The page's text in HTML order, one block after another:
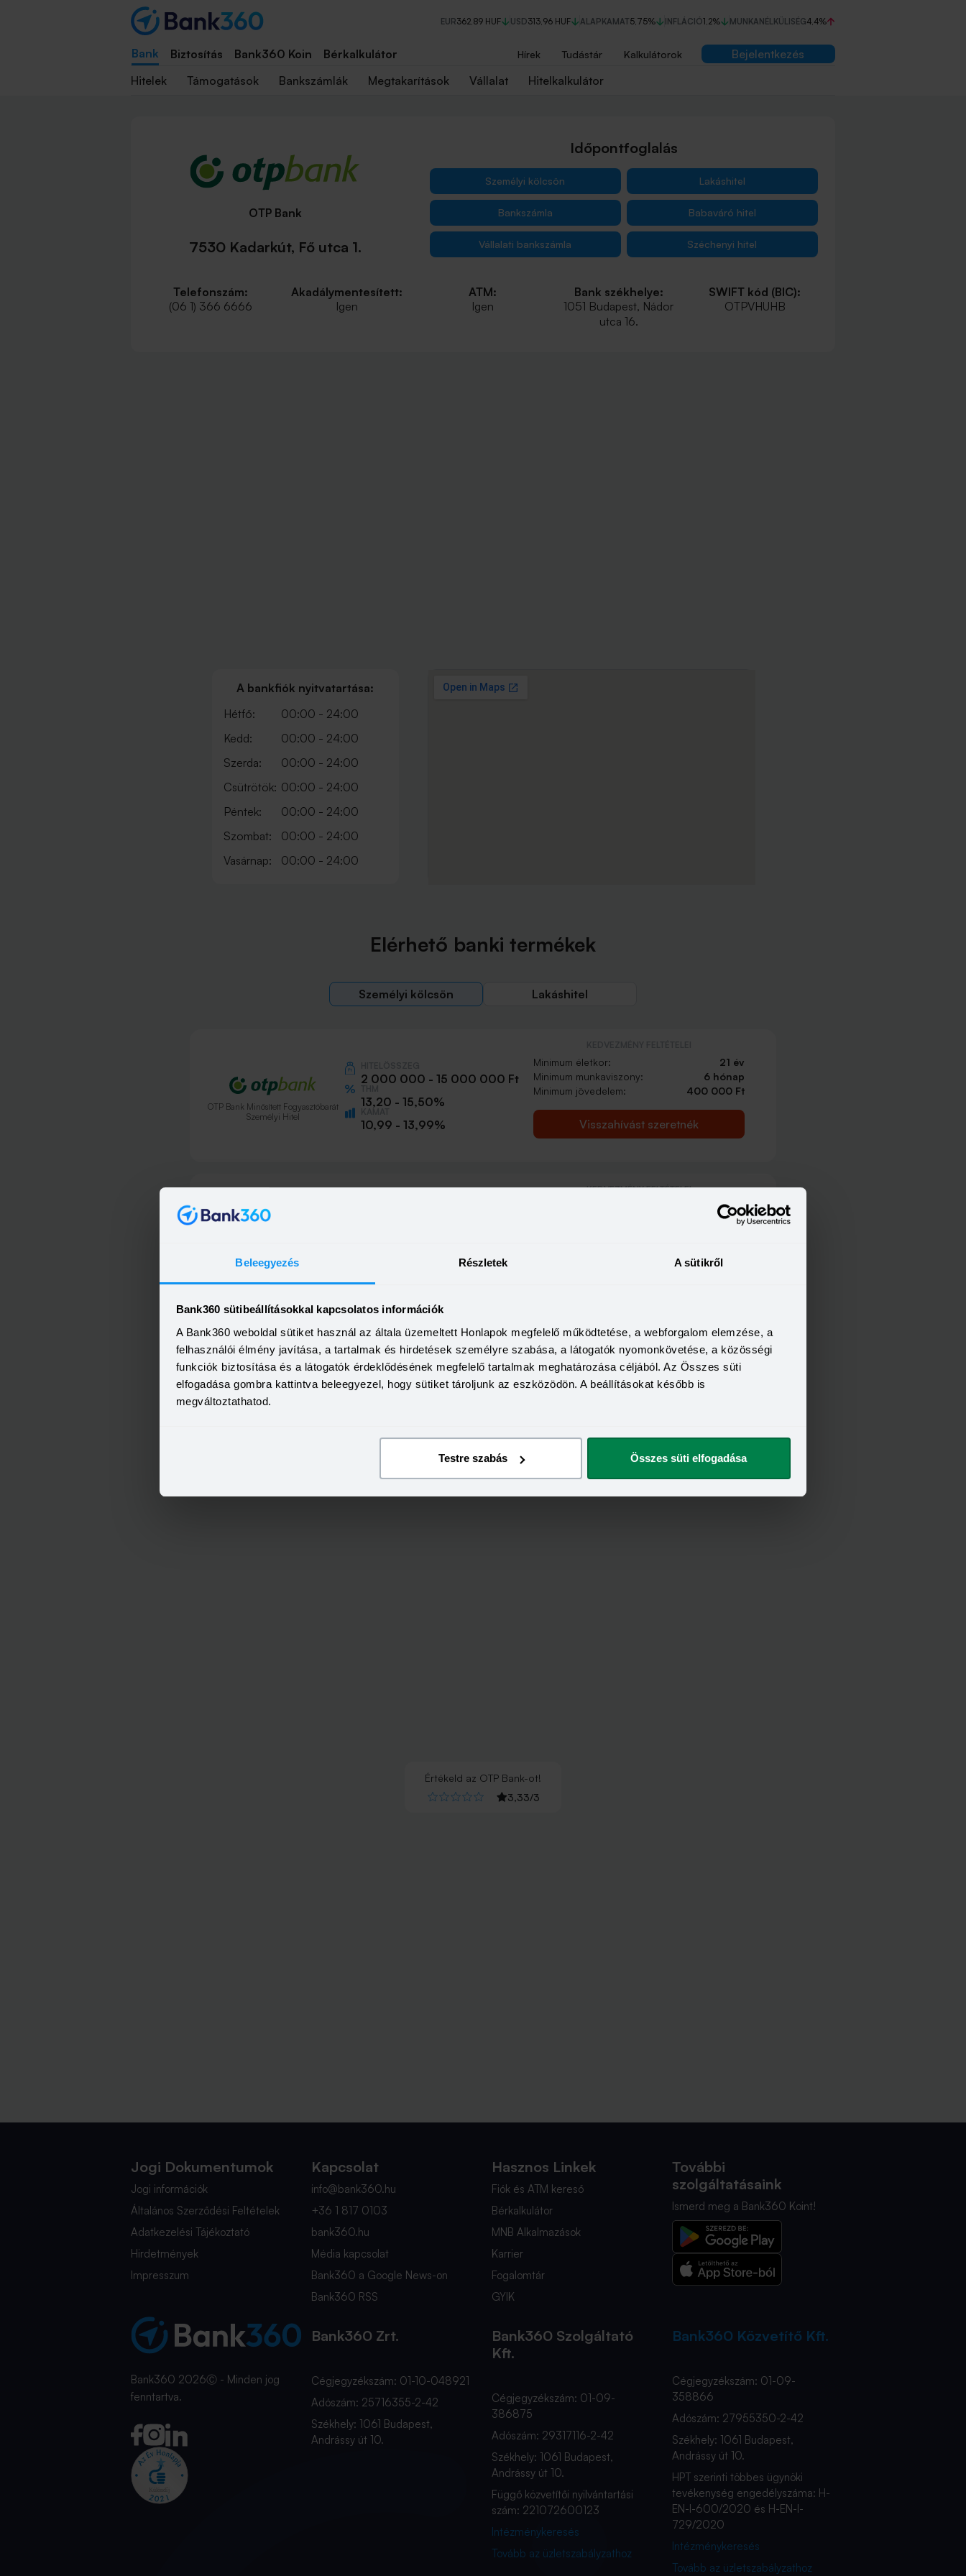
Beleegyezés Részletek A sütikről
Bank360 sütibeállításokkal kapcsolatos információk
A Bank360 weboldal sütiket használ az általa üzemeltett Honlapok megfelelő működtetése, a webforgalom elemzése, a
felhasználói élmény javítása, a tartalmak és hirdetések személyre szabása, a látogatók nyomonkövetése, a közösségi
funkciók biztosítása és a látogatók érdeklődésének megfelelő tartalmak meghatározása céljából. Az Összes süti
elfogadása gombra kattintva beleegyezel, hogy sütiket tároljunk az eszközödön. A beállításokat később is
megváltoztathatod.
Testre szabás Összes süti elfogadása
EUR362,89 HUF USD313,96 HUF ALAPKAMAT5,75% INFLÁCIÓ1,2% MUNKANÉLKÜLISÉG4,4%
Bank Biztosítás Bank360 Koin Bérkalkulátor Hírek Tudástár Kalkulátorok
Bejelentkezés
Hitelek
Támogatások Bankszámlák Megtakarítások Vállalat Hitelkalkulátor
OTP Bank
7530 Kadarkút, Fő utca 1.
Időpontfoglalás
Személyi kölcsön Lakáshitel
Bankszámla Babaváró hitel
Vállalati bankszámla Széchenyi hitel
Telefonszám:
(06 1) 366 6666
Akadálymentesített:
Igen
ATM:
Igen
Bank székhelye:
1051 Budapest, Nádor
utca 16.
SWIFT kód (BIC):
OTPVHUHB
A bankfiók nyitvatartása:
Hétfő:
00:00 - 24:00
Kedd:
00:00 - 24:00
Szerda:
00:00 - 24:00
Csütrötök: 00:00 - 24:00
Péntek:
00:00 - 24:00
Szombat:
00:00 - 24:00
Vasárnap:
00:00 - 24:00
Elérhető banki termékek
Személyi kölcsön Lakáshitel
OTP Bank Minősített Fogyasztóbarát
Személyi Hitel
2 000 000 - 15 000 000 Ft
13,20 - 15,50%
KAMAT
10,99 - 13,99%
Minimum életkor:
21 év
Minimum munkaviszony:
6 hónap
Minimum jövedelem:
400 000 Ft
Visszahívást szeretnék
OTP Bank Személyi kölcsön
KEDVEZMÉNY FELTÉTELEI
21 év
6 hónap
Visszahívást szeretnék
OTP Otthon Személyi Kölcsön
HITELÖSSZEG
2 000 000 - 15 000 000 Ft
12,70 - 14,99%
KEDVEZMÉNY FELTÉTELEI
Minimum életkor:
21 év
Minimum munkaviszony:
6 hónap
Minimum jövedelem:
400 000 Ft
Értékeld az OTP Bank-ot!
3,33/3
Jogi Dokumentumok
Jogi információk
Általános Szerződési Feltételek
Adatkezelési Tájékoztató
Hirdetmények
Impresszum
Kapcsolat
info@bank360.hu
+36 1 817 0103
bank360.hu
Média kapcsolat
Bank360 a Google News-on
Bank360 RSS
Hasznos Linkek
Fiók és ATM kereső
Bérkalkulátor
MNB Alkalmazások
Karrier
Fogalomtár
GYIK
További
szolgáltatásaink
Ismerd meg a Bank360 Koint!
Bank360 2026Ⓒ - Minden jog
fenntartva.
Bank360 Zrt.
Cégjegyzékszám: 01-10-048921
Adószám: 25716355-2-42
Székhely: 1061 Budapest,
Andrássy út 10.
Bank360 Szolgáltató
Kft.
Cégjegyzékszám: 01-09-
386875
Adószám: 29317116-2-42
Székhely: 1061 Budapest,
Andrássy út 10.
Függő közvetítői nyilvántartási
szám: 221072600123
Intézménykeresés
Tovább az üzletszabályzathoz
Bank360 Közvetítő Kft.
Cégjegyzékszám: 01-09-
358866
Adószám: 27955350-2-42
Székhely: 1061 Budapest,
Andrássy út 10.
HPT szerinti többes ügynöki
tevékenység engedélyszáma: H-
EN-I-600/2020 és H-EN-I-
729/2020
Intézménykeresés
Tovább az üzletszabályzathoz